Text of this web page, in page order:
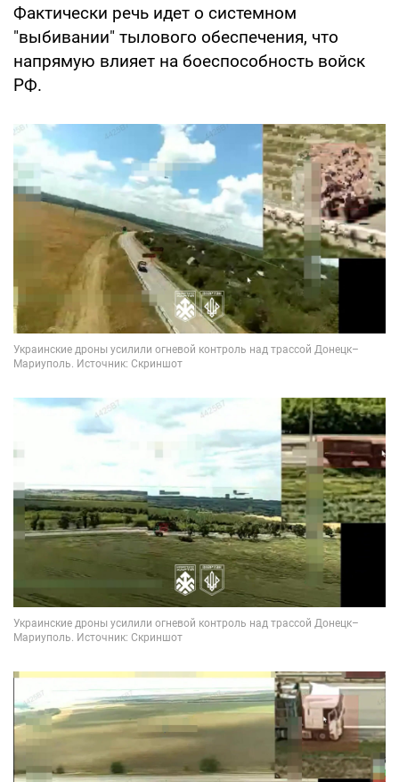
Фактически речь идет о системном
"выбивании" тылового обеспечения, что
напрямую влияет на боеспособность войск
РФ.